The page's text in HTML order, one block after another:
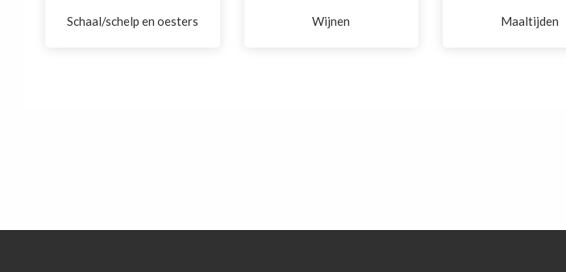
Schaal/schelp en oesters Wijnen Maaltijden